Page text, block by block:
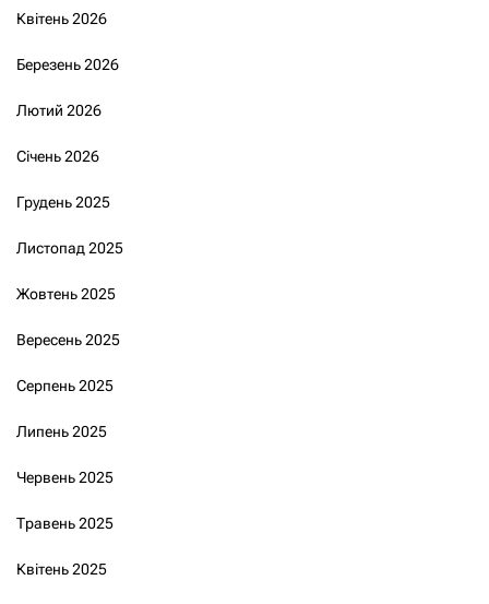
Квітень 2026
Березень 2026
Лютий 2026
Січень 2026
Грудень 2025
Листопад 2025
Жовтень 2025
Вересень 2025
Серпень 2025
Липень 2025
Червень 2025
Травень 2025
Квітень 2025